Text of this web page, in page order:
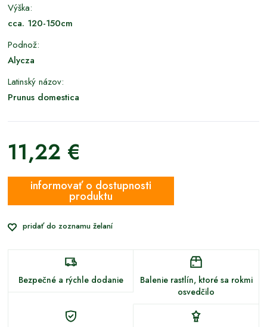
Výška:
cca. 120-150cm
Podnož:
Alycza
Latinský názov:
Prunus domestica
11,22 €
informovať o dostupnosti
produktu
pridať do zoznamu želaní
Bezpečné a rýchle dodanie
Balenie rastlín, ktoré sa rokmi
osvedčilo